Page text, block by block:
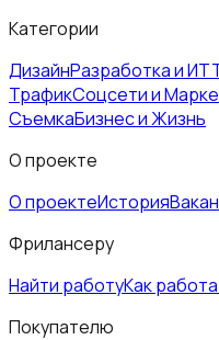
Категории
ДизайнРазработка и ИТ
ТрафикСоцсети и
СъемкаБизнес и Жизнь
О проекте
О проектеИстория
Фрилансеру
Найти работуКак
Покупателю